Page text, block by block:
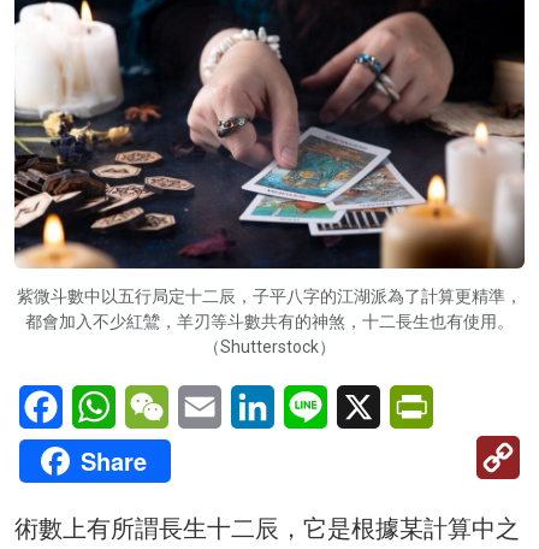
紫微斗數中以五行局定十二辰，子平八字的江湖派為了計算更精準，
都會加入不少紅鷥，羊刃等斗數共有的神煞，十二長生也有使用。
（Shutterstock）
FacebookWhatsAppWeChatEmail LinkedInLine X
Share
術數上有所謂長生十二辰，它是根據某計算中之